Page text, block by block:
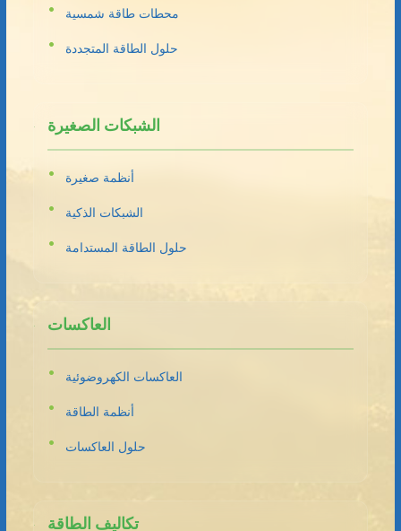
محطات طاقة شمسية
حلول الطاقة المتجددة
الشبكات الصغيرة
أنظمة صغيرة
الشبكات الذكية
حلول الطاقة المستدامة
العاكسات
العاكسات الكهروضوئية
أنظمة الطاقة
حلول العاكسات
تكاليف الطاقة